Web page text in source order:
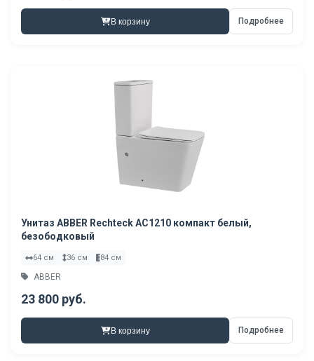
В корзину Подробнее
Унитаз ABBER Rechteck AC1210 компакт белый,
безободковый
64 см 36 см 84 см
ABBER
23 800 руб.
В корзину Подробнее